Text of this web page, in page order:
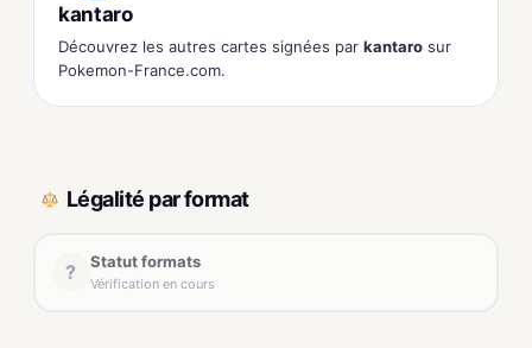
kantaro
Découvrez les autres cartes signées par kantaro sur
Pokemon-France.com.
Légalité par format
? Statut formats
Vérification en cours